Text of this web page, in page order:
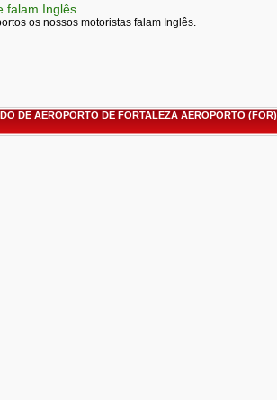
falam Inglês
os nossos motoristas falam Inglês.
DE AEROPORTO DE FORTALEZA AEROPORTO